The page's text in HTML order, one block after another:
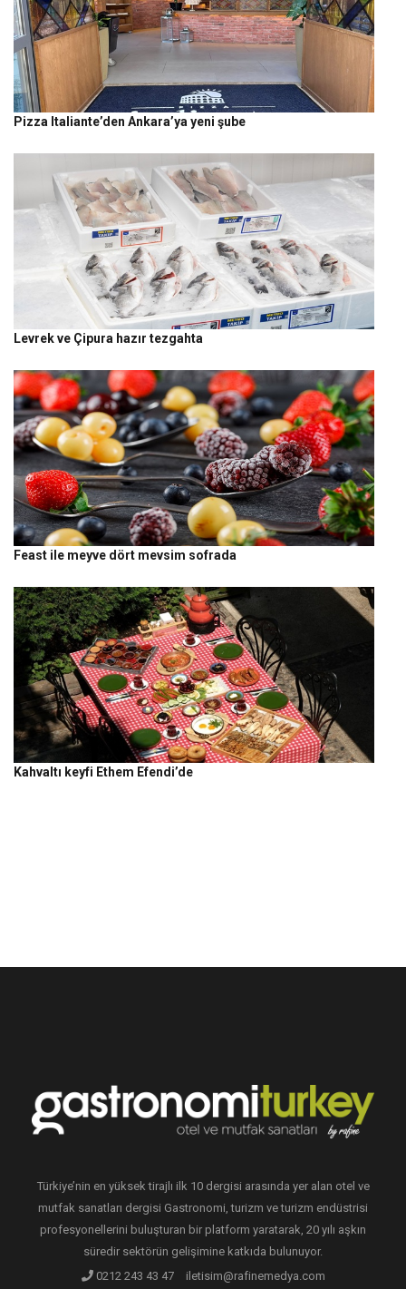
Pizza Italiante’den Ankara’ya yeni şube
Levrek ve Çipura hazır tezgahta
Feast ile meyve dört mevsim sofrada
Kahvaltı keyfi Ethem Efendi’de
Türkiye’nin en yüksek tirajlı ilk 10 dergisi arasında yer alan otel ve
mutfak sanatları dergisi Gastronomi, turizm ve turizm endüstrisi
profesyonellerini buluşturan bir platform yaratarak, 20 yılı aşkın
süredir sektörün gelişimine katkıda bulunuyor.
0212 243 43 47
iletisim@rafinemedya.com